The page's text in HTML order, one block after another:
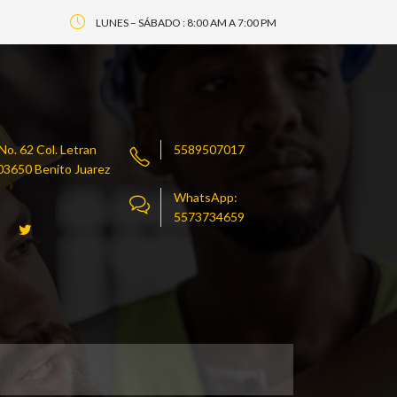
LUNES – SÁBADO : 8:00 AM A 7:00 PM
62 Col. Letran
Benito Juarez
5589507017
WhatsApp:
5573734659